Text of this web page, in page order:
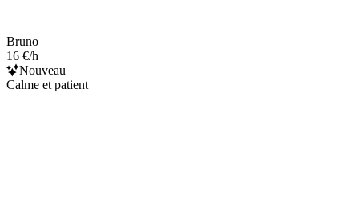
Bruno
16 €/h
Nouveau
Calme et patient